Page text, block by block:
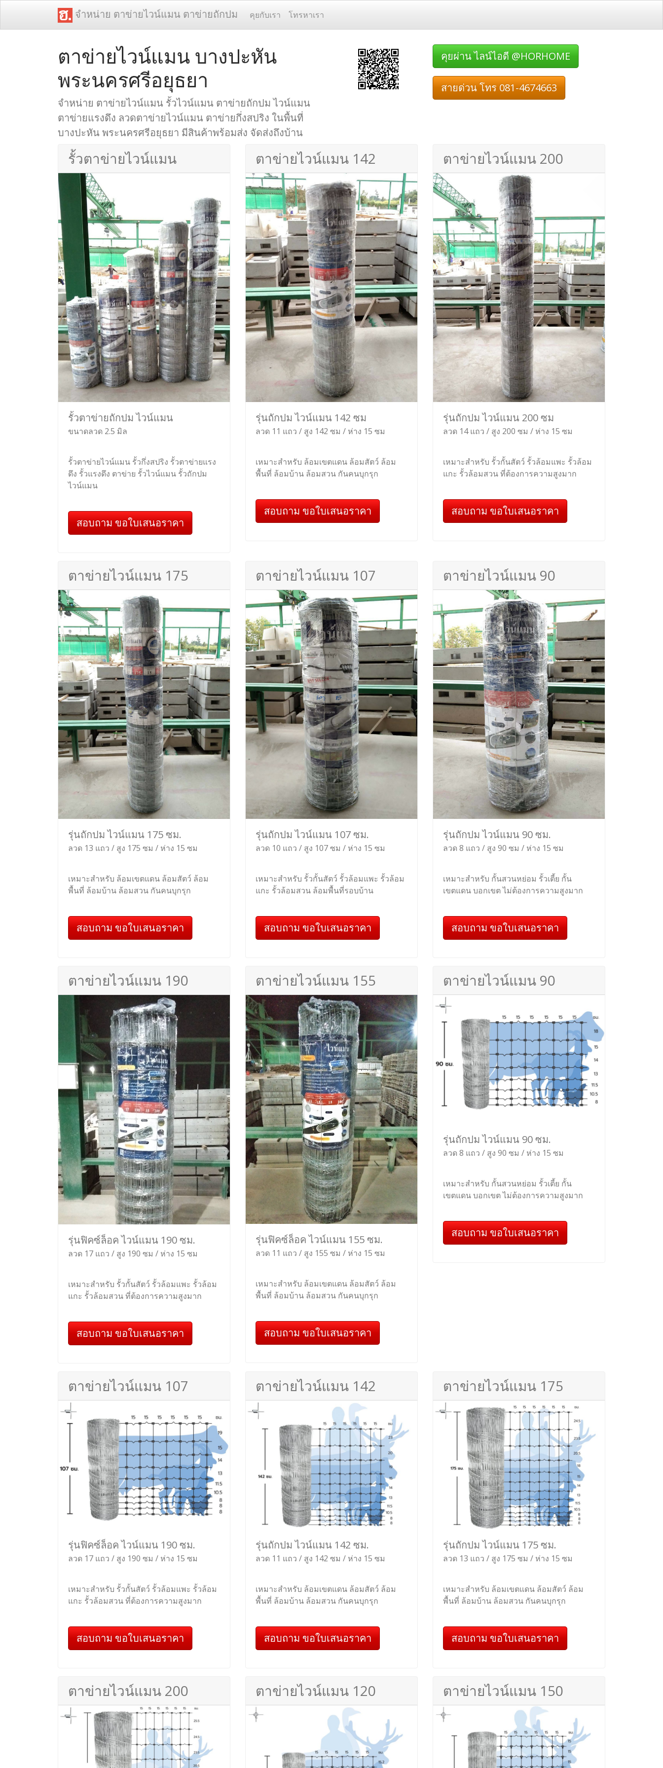
จำหน่าย ตาข่ายไวน์แมน ตาข่ายถักปม คุยกับเรา โทรหาเรา
ตาข่ายไวน์แมน บางปะหัน
พระนครศรีอยุธยา
จำหน่าย ตาข่ายไวน์แมน รั้วไวน์แมน ตาข่ายถักปม ไวน์แมน
ตาข่ายแรงดึง ลวดตาข่ายไวน์แมน ตาข่ายกึ่งสปริง ในพื้นที่
บางปะหัน พระนครศรีอยุธยา มีสินค้าพร้อมส่ง จัดส่งถึงบ้าน
คุยผ่าน ไลน์ไอดี @HORHOME
สายด่วน โทร 081-4674663
รั้วตาข่ายไวน์แมน
รั้วตาข่ายถักปม ไวน์แมน
ขนาดลวด 2.5 มิล
รั้วตาข่ายไวน์แมน รั้วกึ่งสปริง รั้วตาข่ายแรง
ดึง รั้วแรงดึง ตาข่าย รั้วไวน์แมน รั้วถักปม
ไวน์แมน
สอบถาม ขอใบเสนอราคา
ตาข่ายไวน์แมน 142
รุ่นถักปม ไวน์แมน 142 ซม
ลวด 11 แถว / สูง 142 ซม / ห่าง 15 ซม
เหมาะสำหรับ ล้อมเขตแดน ล้อมสัตว์ ล้อม
พื้นที่ ล้อมบ้าน ล้อมสวน กันคนบุกรุก
สอบถาม ขอใบเสนอราคา
ตาข่ายไวน์แมน 200
รุ่นถักปม ไวน์แมน 200 ซม
ลวด 14 แถว / สูง 200 ซม / ห่าง 15 ซม
เหมาะสำหรับ รั้วกั้นสัตว์ รั้วล้อมแพะ รั้วล้อม
แกะ รั้วล้อมสวน ที่ต้องการความสูงมาก
สอบถาม ขอใบเสนอราคา
ตาข่ายไวน์แมน 175
รุ่นถักปม ไวน์แมน 175 ซม.
ลวด 13 แถว / สูง 175 ซม / ห่าง 15 ซม
เหมาะสำหรับ ล้อมเขตแดน ล้อมสัตว์ ล้อม
พื้นที่ ล้อมบ้าน ล้อมสวน กันคนบุกรุก
สอบถาม ขอใบเสนอราคา
ตาข่ายไวน์แมน 107
รุ่นถักปม ไวน์แมน 107 ซม.
ลวด 10 แถว / สูง 107 ซม / ห่าง 15 ซม
เหมาะสำหรับ รั้วกั้นสัตว์ รั้วล้อมแพะ รั้วล้อม
แกะ รั้วล้อมสวน ล้อมพื้นที่รอบบ้าน
สอบถาม ขอใบเสนอราคา
ตาข่ายไวน์แมน 90
รุ่นถักปม ไวน์แมน 90 ซม.
ลวด 8 แถว / สูง 90 ซม / ห่าง 15 ซม
เหมาะสำหรับ กั้นสวนหย่อม รั้วเตี้ย กั้น
เขตแดน บอกเขต ไม่ต้องการความสูงมาก
สอบถาม ขอใบเสนอราคา
ตาข่ายไวน์แมน 190
รุ่นฟิคซ์ล็อค ไวน์แมน 190 ซม.
ลวด 17 แถว / สูง 190 ซม / ห่าง 15 ซม
เหมาะสำหรับ รั้วกั้นสัตว์ รั้วล้อมแพะ รั้วล้อม
แกะ รั้วล้อมสวน ที่ต้องการความสูงมาก
สอบถาม ขอใบเสนอราคา
ตาข่ายไวน์แมน 155
รุ่นฟิคซ์ล็อค ไวน์แมน 155 ซม.
ลวด 11 แถว / สูง 155 ซม / ห่าง 15 ซม
เหมาะสำหรับ ล้อมเขตแดน ล้อมสัตว์ ล้อม
พื้นที่ ล้อมบ้าน ล้อมสวน กันคนบุกรุก
สอบถาม ขอใบเสนอราคา
ตาข่ายไวน์แมน 90
รุ่นถักปม ไวน์แมน 90 ซม.
ลวด 8 แถว / สูง 90 ซม / ห่าง 15 ซม
เหมาะสำหรับ กั้นสวนหย่อม รั้วเตี้ย กั้น
เขตแดน บอกเขต ไม่ต้องการความสูงมาก
สอบถาม ขอใบเสนอราคา
ตาข่ายไวน์แมน 107
รุ่นฟิคซ์ล็อค ไวน์แมน 190 ซม.
ลวด 17 แถว / สูง 190 ซม / ห่าง 15 ซม
เหมาะสำหรับ รั้วกั้นสัตว์ รั้วล้อมแพะ รั้วล้อม
แกะ รั้วล้อมสวน ที่ต้องการความสูงมาก
สอบถาม ขอใบเสนอราคา
ตาข่ายไวน์แมน 142
รุ่นถักปม ไวน์แมน 142 ซม.
ลวด 11 แถว / สูง 142 ซม / ห่าง 15 ซม
เหมาะสำหรับ ล้อมเขตแดน ล้อมสัตว์ ล้อม
พื้นที่ ล้อมบ้าน ล้อมสวน กันคนบุกรุก
สอบถาม ขอใบเสนอราคา
ตาข่ายไวน์แมน 175
รุ่นถักปม ไวน์แมน 175 ซม.
ลวด 13 แถว / สูง 175 ซม / ห่าง 15 ซม
เหมาะสำหรับ ล้อมเขตแดน ล้อมสัตว์ ล้อม
พื้นที่ ล้อมบ้าน ล้อมสวน กันคนบุกรุก
สอบถาม ขอใบเสนอราคา
ตาข่ายไวน์แมน 200 ตาข่ายไวน์แมน 120 ตาข่ายไวน์แมน 150